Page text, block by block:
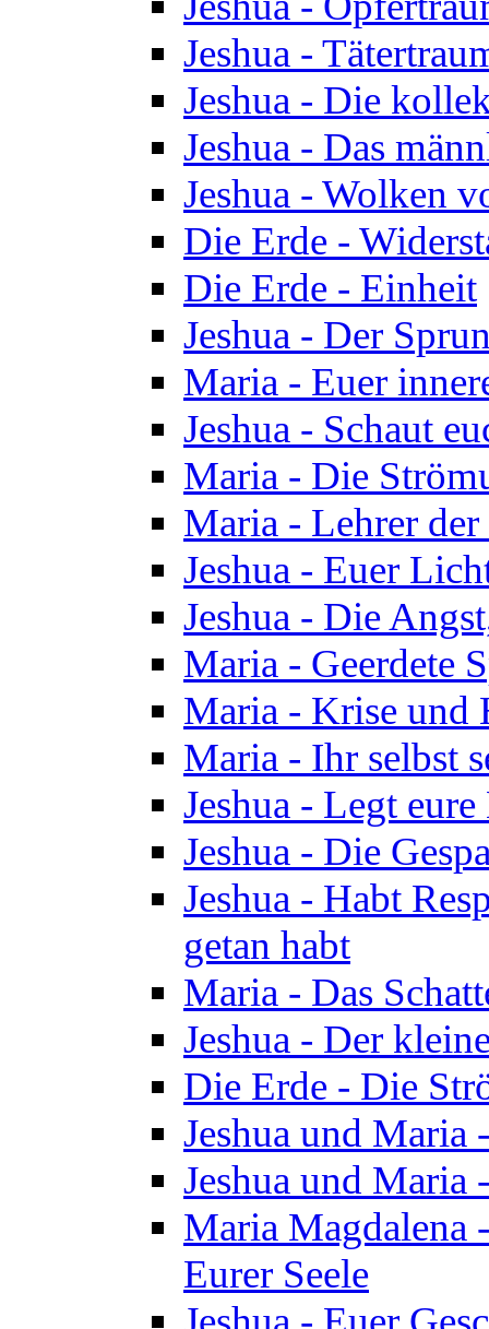
Jeshua -
Jeshua - Die
Jeshua - Das
Jeshua - Wolken
Die Erde -
Die Erde - Einheit
Jeshua - Der
Maria - Euer
Jeshua - Schaut
Maria - Die
Maria - Lehrer
Jeshua - Euer
Jeshua - Die
Maria - Geerdete
Maria - Krise und
Maria - Ihr selbst
Jeshua - Legt
Jeshua - Die
Jeshua - Habt
getan habt
Maria - Das
Jeshua - Der
Die Erde - Die
Jeshua und Maria
Jeshua und Maria
Maria Magdalena
Eurer Seele